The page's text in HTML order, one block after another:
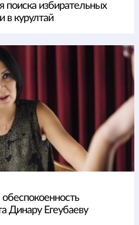
поиска избирательных
в курултай
Динару Егеубаеву